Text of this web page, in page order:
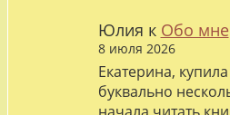
Юлия к Обо мне
8 июля 2026
Екатерина,
буквально